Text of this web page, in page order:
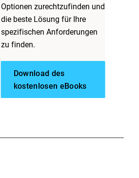
Optionen zurechtzufinden und
die beste Lösung für Ihre
spezifischen Anforderungen
zu finden.
Download des
kostenlosen eBooks
die
in